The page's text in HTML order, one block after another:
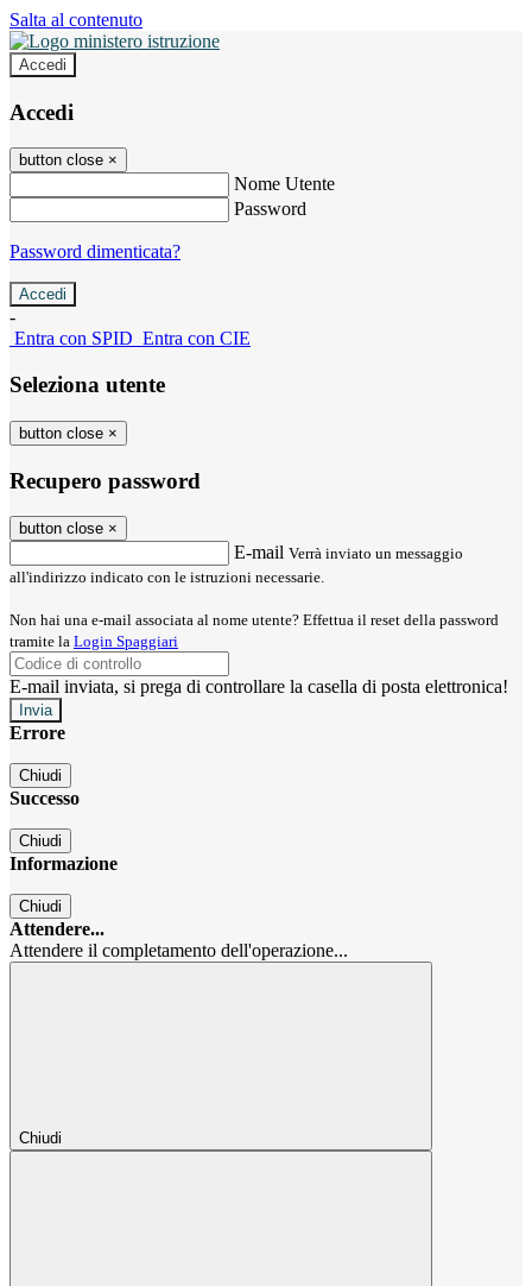
Salta al contenuto
Accedi
Accedi
button close ×
Nome Utente
Password
Password dimenticata?
-
Entra con SPID Entra con CIE
Seleziona utente
button close ×
Recupero password
button close ×
E-mail Verrà inviato un messaggio
all'indirizzo indicato con le istruzioni necessarie.
Non hai una e-mail associata al nome utente? Effettua il reset della password
tramite la Login Spaggiari
E-mail inviata, si prega di controllare la casella di posta elettronica!
Errore
Chiudi
Successo
Chiudi
Informazione
Chiudi
Attendere...
Attendere il completamento dell'operazione...
Chiudi